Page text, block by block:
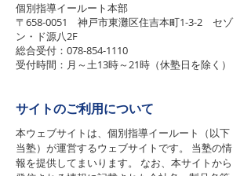
個別指導イールート本部
〒658-0051 神戸市東灘区住吉本町1-3-2 セゾ
ン・ド源八2F
総合受付：078-854-1110
受付時間：月～土13時～21時（休塾日を除く）
サイトのご利用について
本ウェブサイトは、 個別指導イールート（以下
当塾）が運営するウェブサイトです。 当塾の情
報を提供してまいります。 なお、本サイトから